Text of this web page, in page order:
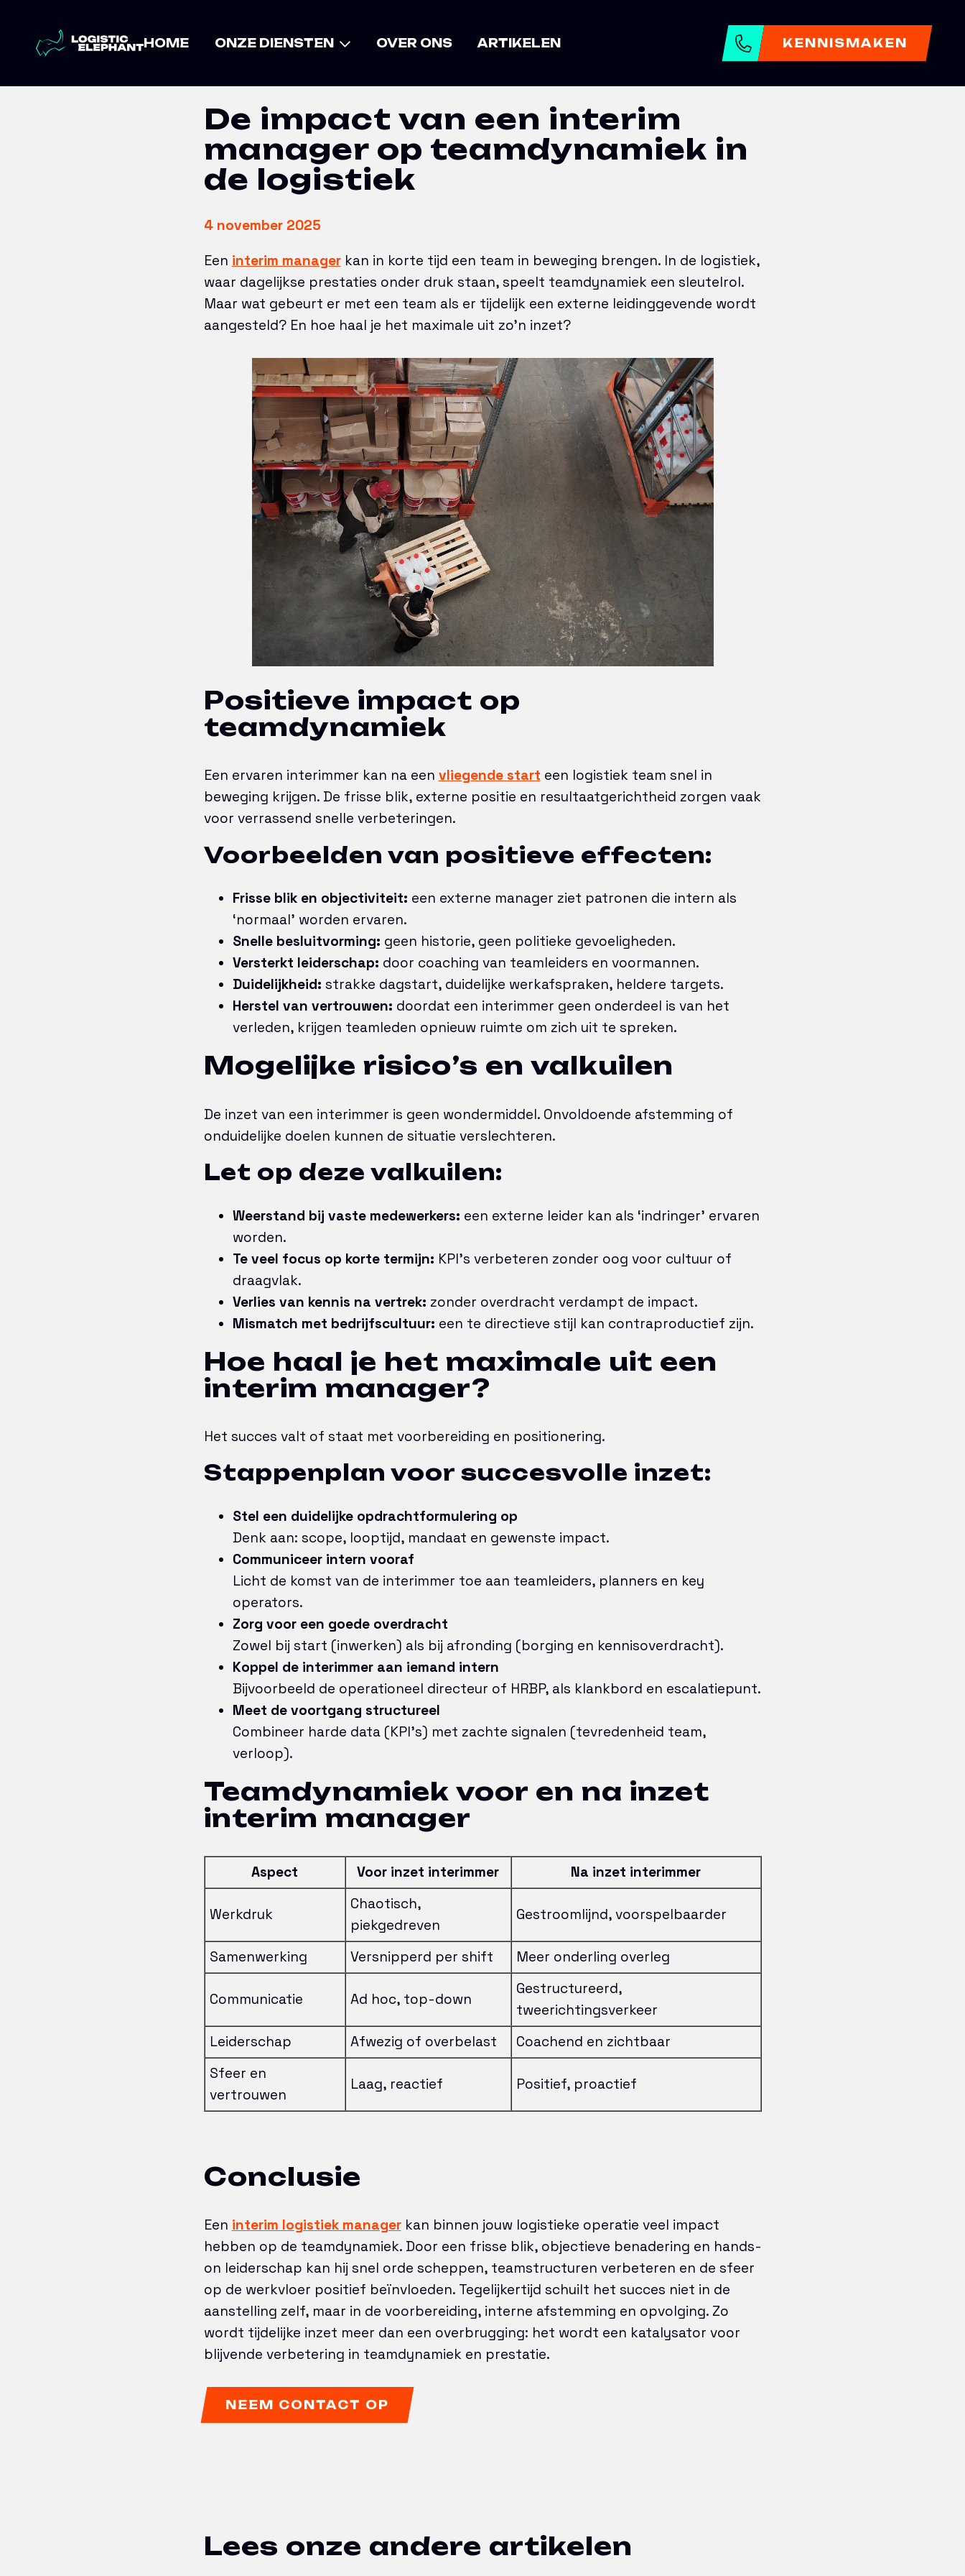
HOME ONZE DIENSTEN OVER ONS ARTIKELEN KENNISMAKEN
De impact van een interim
manager op teamdynamiek in
de logistiek
4 november 2025
Een interim managerkan in korte tijd een team in beweging brengen. In de logistiek,
waar dagelijkse prestaties onder druk staan, speelt teamdynamiek een sleutelrol.
Maar wat gebeurt er met een team als er tijdelijk een externe leidinggevende wordt
aangesteld? En hoe haal je het maximale uit zo’n inzet?
Positieve impact op
teamdynamiek
Een ervaren interimmer kan na een vliegende start een logistiek team snel in
beweging krijgen. De frisse blik, externe positie en resultaatgerichtheid zorgen vaak
voor verrassend snelle verbeteringen.
Voorbeelden van positieve effecten:
Frisse blik en objectiviteit: een externe manager ziet patronen die intern als
‘normaal’ worden ervaren.
Snelle besluitvorming: geen historie, geen politieke gevoeligheden.
Versterkt leiderschap: door coaching van teamleiders en voormannen.
Duidelijkheid: strakke dagstart, duidelijke werkafspraken, heldere targets.
Herstel van vertrouwen: doordat een interimmer geen onderdeel is van het
verleden, krijgen teamleden opnieuw ruimte om zich uit te spreken.
Mogelijke risico’s en valkuilen
De inzet van een interimmer is geen wondermiddel. Onvoldoende afstemming of
onduidelijke doelen kunnen de situatie verslechteren.
Let op deze valkuilen:
Weerstand bij vaste medewerkers: een externe leider kan als ‘indringer’ ervaren
worden.
Te veel focus op korte termijn: KPI’s verbeteren zonder oog voor cultuur of
draagvlak.
Verlies van kennis na vertrek: zonder overdracht verdampt de impact.
Mismatch met bedrijfscultuur: een te directieve stijl kan contraproductief zijn.
Hoe haal je het maximale uit een
interim manager?
Het succes valt of staat met voorbereiding en positionering.
Stappenplan voor succesvolle inzet:
Stel een duidelijke opdrachtformulering op
Denk aan: scope, looptijd, mandaat en gewenste impact.
Communiceer intern vooraf
Licht de komst van de interimmer toe aan teamleiders, planners en key
operators.
Zorg voor een goede overdracht
Zowel bij start (inwerken) als bij afronding (borging en kennisoverdracht).
Koppel de interimmer aan iemand intern
Bijvoorbeeld de operationeel directeur of HRBP, als klankbord en escalatiepunt.
Meet de voortgang structureel
Combineer harde data (KPI’s) met zachte signalen (tevredenheid team,
verloop).
Teamdynamiek voor en na inzet
interim manager
Aspect Voor inzet interimmer Na inzet interimmer
Werkdruk
Chaotisch,
piekgedreven
Gestroomlijnd, voorspelbaarder
Samenwerking Versnipperd per shift Meer onderling overleg
Communicatie Ad hoc, top-down
Gestructureerd,
tweerichtingsverkeer
Leiderschap
Afwezig of overbelast
Coachend en zichtbaar
Sfeer en
vertrouwen
Laag, reactief Positief, proactief
Conclusie
Een interim logistiek managerkan binnen jouw logistieke operatie veel impact
hebben op de teamdynamiek. Door een frisse blik, objectieve benadering en hands-
on leiderschap kan hij snel orde scheppen, teamstructuren verbeteren en de sfeer
op de werkvloer positief beïnvloeden. Tegelijkertijd schuilt het succes niet in de
aanstelling zelf, maar in de voorbereiding, interne afstemming en opvolging. Zo
wordt tijdelijke inzet meer dan een overbrugging: het wordt een katalysator voor
blijvende verbetering in teamdynamiek en prestatie.
NEEM CONTACT OP
Lees onze andere artikelen